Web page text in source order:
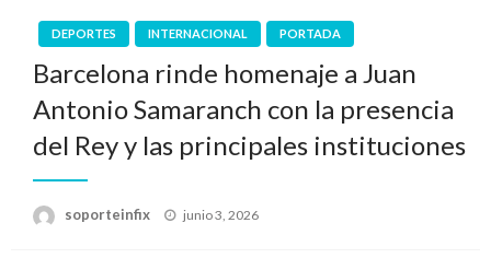
DEPORTES INTERNACIONAL PORTADA
Barcelona rinde homenaje a Juan
Antonio Samaranch con la presencia
del Rey y las principales instituciones
soporteinfix
Publicado
junio 3, 2026